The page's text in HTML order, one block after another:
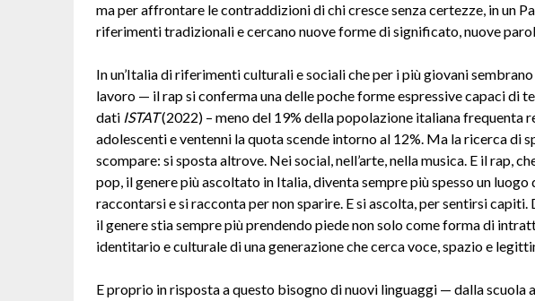
ma per affrontare le contraddizioni di chi cresce senza certezze, in un
riferimenti tradizionali e cercano nuove forme di significato, nuove
In un’Italia di riferimenti culturali e sociali che per i più giovani
lavoro — il rap si conferma una delle poche forme espressive capaci di
dati ISTAT(2022) – meno del 19% della popolazione italiana frequenta
adolescenti e ventenni la quota scende intorno al 12%. Ma la ricerca di
scompare: si sposta altrove. Nei social, nell’arte, nella musica. E il rap,
pop, il genere più ascoltato in Italia, diventa sempre più spesso un
raccontarsi e si racconta per non sparire. E si ascolta, per sentirsi
il genere stia sempre più prendendo piede non solo come forma di
identitario e culturale di una generazione che cerca voce, spazio e
E proprio in risposta a questo bisogno di nuovi linguaggi — dalla